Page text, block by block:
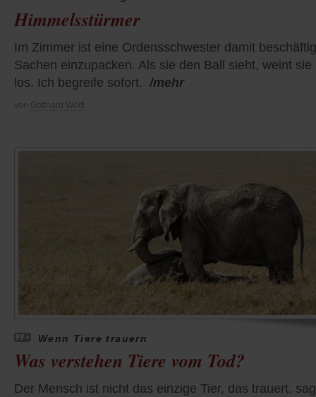
Himmelsstürmer
Im Zimmer ist eine Ordensschwester damit
Sachen einzupacken. Als sie den Ball sieht, weint sie
los. Ich begreife sofort. /mehr
von Gotthard Wölfl
Wenn Tiere trauern
Was verstehen Tiere vom Tod?
Der Mensch ist nicht das einzige Tier, das trauert,